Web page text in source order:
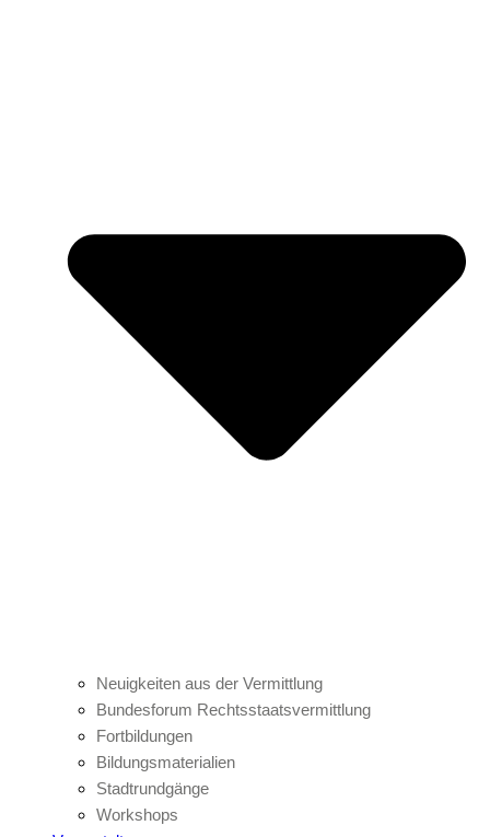
Neuigkeiten aus der Vermittlung
Bundesforum Rechtsstaatsvermittlung
Fortbildungen
Bildungsmaterialien
Stadtrundgänge
Workshops